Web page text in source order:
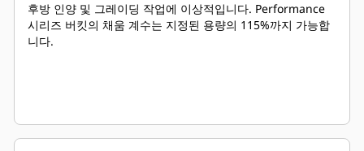
후방 인양 및 그레이딩 작업에 이상적입니다. Performance
시리즈 버킷의 채움 계수는 지정된 용량의 115%까지 가능합
니다.